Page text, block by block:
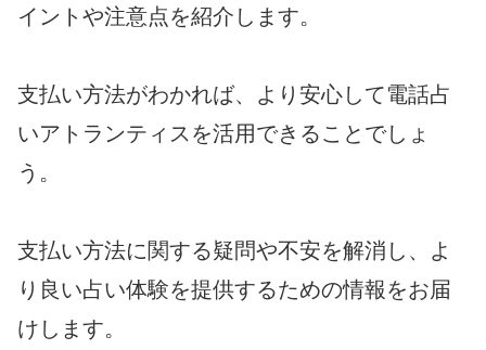
イントや注意点を紹介します。
支払い方法がわかれば、より安心して電話占
いアトランティスを活用できることでしょ
う。
支払い方法に関する疑問や不安を解消し、よ
り良い占い体験を提供するための情報をお届
けします。